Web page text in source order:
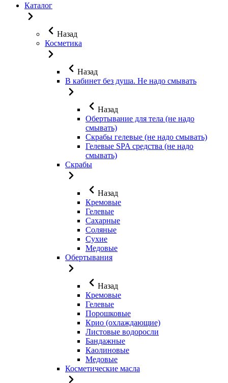
Каталог
Назад
Косметика
Назад
В кабинет без душа. Не надо смывать
Назад
Обертывание для тела (не надо
смывать)
Скрабы гелевые (не надо смывать)
Гелевые SPA средства (не надо
смывать)
Скрабы
Назад
Кремовые
Гелевые
Сахарные
Соляные
Сухие
Медовые
Обертывания
Назад
Кремовые
Гелевые
Порошковые
Крио (охлаждающие)
Листовые водоросли
Бандажные
Каолиновые
Медовые
Косметические масла